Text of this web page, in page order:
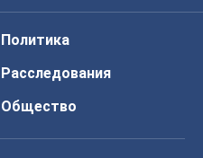
Политика
Расследования
Общество